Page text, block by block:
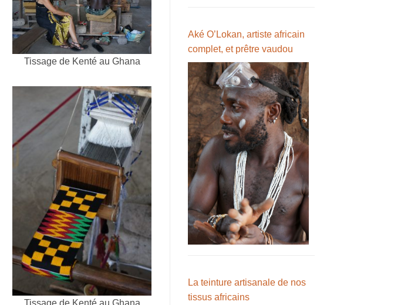
Tissage de Kenté au Ghana
Tissage de Kenté au Ghana
Aké O’Lokan, artiste africain
complet, et prêtre vaudou
La teinture artisanale de nos
tissus africains